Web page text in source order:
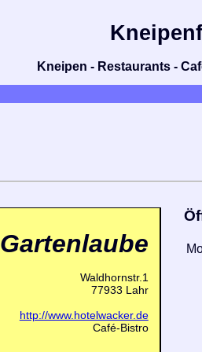
Kneipen - Restaurants -
Gartenlaube
Waldhornstr.1
77933 Lahr
http://www.hotelwacker.de
Café-Bistro